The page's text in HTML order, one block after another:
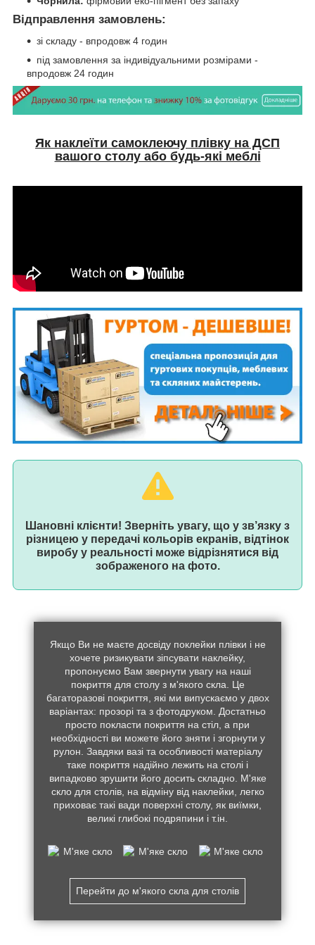
Відправлення замовлень:
зі складу - впродовж 4 годин
під замовлення за індивідуальними розмірами -
впродовж 24 годин
Як наклеїти самоклеючу плівку на ДСП
вашого столу або будь-які меблі
Шановні клієнти! Зверніть увагу, що у зв’язку з
різницею у передачі кольорів екранів, відтінок
виробу у реальності може відрізнятися від
зображеного на фото.
Якщо Ви не маєте досвіду поклейки плівки і не
хочете ризикувати зіпсувати наклейку,
пропонуємо Вам звернути увагу на наші
покриття для столу з м'якого скла. Це
багаторазові покриття, які ми випускаємо у двох
варіантах: прозорі та з фотодруком. Достатньо
просто покласти покриття на стіл, а при
необхідності ви можете його зняти і згорнути у
рулон. Завдяки вазі та особливості матеріалу
таке покриття надійно лежить на столі і
випадково зрушити його досить складно. М'яке
скло для столів, на відміну від наклейки, легко
приховає такі вади поверхні столу, як виїмки,
великі глибокі подряпини і т.ін.
Перейти до м'якого скла для столів